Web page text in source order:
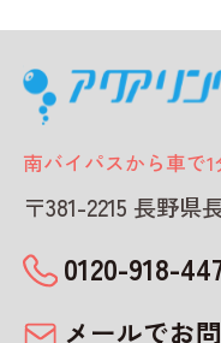
南バイパスから車で1
〒381-2215 長野県
0120-918-
メールでお